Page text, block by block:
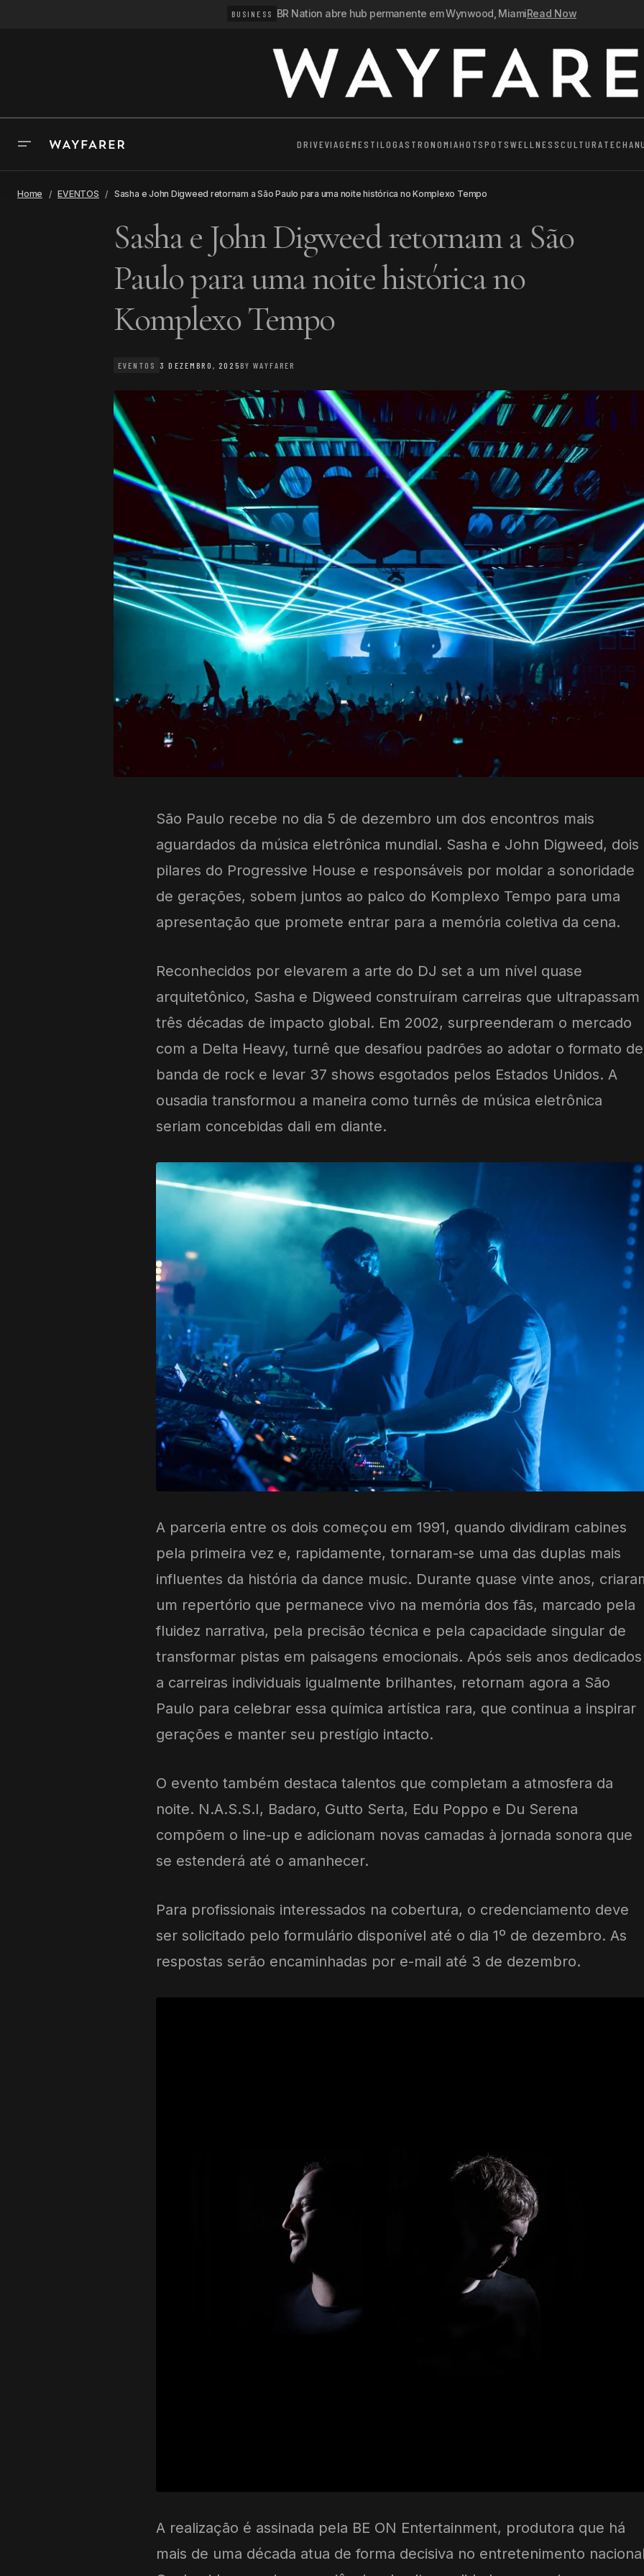
BUSINESS BR Nation abre hub permanente em Wynwood, MiamiRead Now
DRIVEVIAGEMESTILOGASTRONOMIAHOTSPOTSWELLNESSCULTURATECH
Home EVENTOS Sasha e John Digweed retornam a São Paulo para uma noite histórica no Komplexo Tempo
Sasha e John Digweed retornam a São
Paulo para uma noite histórica no
Komplexo Tempo
EVENTOS 3 DEZEMBRO, 2025BY WAYFARER
São Paulo recebe no dia 5 de dezembro um dos encontros mais
aguardados da música eletrônica mundial. Sasha e John Digweed, dois
pilares do Progressive House e responsáveis por moldar a sonoridade
de gerações, sobem juntos ao palco do Komplexo Tempo para uma
apresentação que promete entrar para a memória coletiva da cena.
Reconhecidos por elevarem a arte do DJ set a um nível quase
arquitetônico, Sasha e Digweed construíram carreiras que ultrapassam
três décadas de impacto global. Em 2002, surpreenderam o mercado
com a Delta Heavy, turnê que desafiou padrões ao adotar o formato de
banda de rock e levar 37 shows esgotados pelos Estados Unidos. A
ousadia transformou a maneira como turnês de música eletrônica
seriam concebidas dali em diante.
A parceria entre os dois começou em 1991, quando dividiram cabines
pela primeira vez e, rapidamente, tornaram-se uma das duplas mais
influentes da história da dance music. Durante quase vinte anos,
um repertório que permanece vivo na memória dos fãs, marcado pela
fluidez narrativa, pela precisão técnica e pela capacidade singular de
transformar pistas em paisagens emocionais. Após seis anos dedicados
a carreiras individuais igualmente brilhantes, retornam agora a São
Paulo para celebrar essa química artística rara, que continua a inspirar
gerações e manter seu prestígio intacto.
O evento também destaca talentos que completam a atmosfera da
noite. N.A.S.S.I, Badaro, Gutto Serta, Edu Poppo e Du Serena
compõem o line-up e adicionam novas camadas à jornada sonora que
se estenderá até o amanhecer.
Para profissionais interessados na cobertura, o credenciamento deve
ser solicitado pelo formulário disponível até o dia 1º de dezembro. As
respostas serão encaminhadas por e-mail até 3 de dezembro.
A realização é assinada pela BE ON Entertainment, produtora que há
mais de uma década atua de forma decisiva no entretenimento